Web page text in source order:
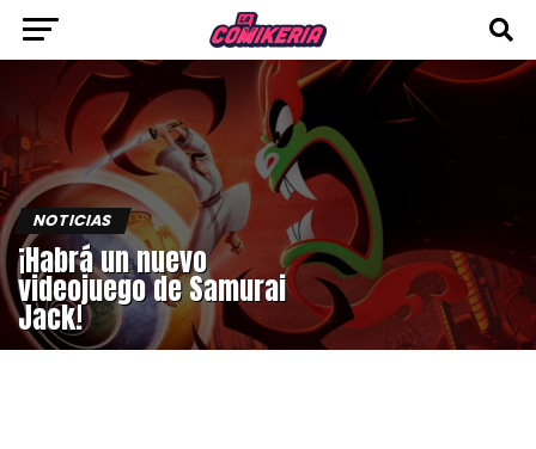
NOTICIAS
¡Habrá un nuevo
videojuego de Samurai
Jack!